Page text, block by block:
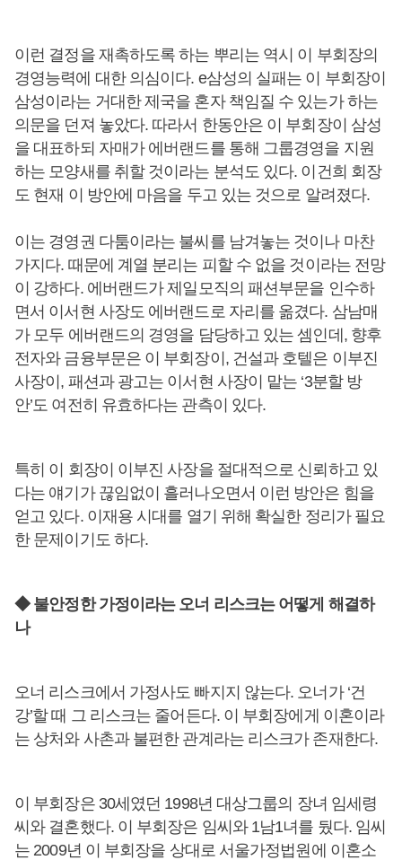
이런 결정을 재촉하도록 하는 뿌리는 역시 이 부회장의
경영능력에 대한 의심이다. e삼성의 실패는 이 부회장이
삼성이라는 거대한 제국을 혼자 책임질 수 있는가 하는
의문을 던져 놓았다. 따라서 한동안은 이 부회장이 삼성
을 대표하되 자매가 에버랜드를 통해 그룹경영을 지원
하는 모양새를 취할 것이라는 분석도 있다. 이건희 회장
도 현재 이 방안에 마음을 두고 있는 것으로 알려졌다.
이는 경영권 다툼이라는 불씨를 남겨놓는 것이나 마찬
가지다. 때문에 계열 분리는 피할 수 없을 것이라는 전망
이 강하다. 에버랜드가 제일모직의 패션부문을 인수하
면서 이서현 사장도 에버랜드로 자리를 옮겼다. 삼남매
가 모두 에버랜드의 경영을 담당하고 있는 셈인데, 향후
전자와 금융부문은 이 부회장이, 건설과 호텔은 이부진
사장이, 패션과 광고는 이서현 사장이 맡는 ‘3분할 방
안’도 여전히 유효하다는 관측이 있다.
특히 이 회장이 이부진 사장을 절대적으로 신뢰하고 있
다는 얘기가 끊임없이 흘러나오면서 이런 방안은 힘을
얻고 있다. 이재용 시대를 열기 위해 확실한 정리가 필요
한 문제이기도 하다.
◆ 불안정한 가정이라는 오너 리스크는 어떻게 해결하
나
오너 리스크에서 가정사도 빠지지 않는다. 오너가 ‘건
강’할 때 그 리스크는 줄어든다. 이 부회장에게 이혼이라
는 상처와 사촌과 불편한 관계라는 리스크가 존재한다.
이 부회장은 30세였던 1998년 대상그룹의 장녀 임세령
씨와 결혼했다. 이 부회장은 임씨와 1남1녀를 뒀다. 임씨
는 2009년 이 부회장을 상대로 서울가정법원에 이혼소